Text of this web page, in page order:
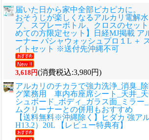
届いた日から家中全部ピカピカに。
おそうじが楽しくなるアルカリ電解
プ、スプレーボトル、クロスのセット
めての方限定セット】日経MJ掲載 ア
ーナー パシャウォッシュプロ１L ＋
イトセット ※送付先沖縄不可
3,618円(消費税込:3,980円)
アルカリのチカラで強力洗浄_消臭_
グ業務用 車内布座席シート_天井_天
シュボード_ボディ_ガラス面_ミラー
ムクリーナーとの併用もおすすめ
【送料無料※沖縄除く】ヒダカ 強ア
H13.2）20L 【レビュー特典有】